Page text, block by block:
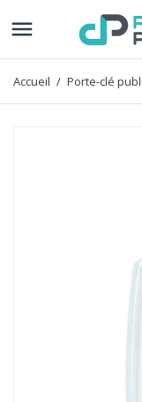

Accueil Porte-clé